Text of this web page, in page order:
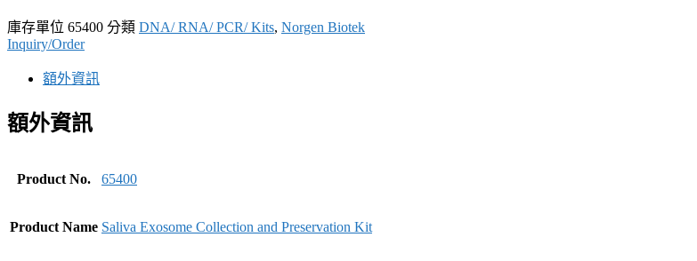
庫存單位 65400 分類 DNA/ RNA/ PCR/ Kits, Norgen Biotek
Inquiry/Order
額外資訊
額外資訊
Product No. 65400
Product Name Saliva Exosome Collection and Preservation Kit